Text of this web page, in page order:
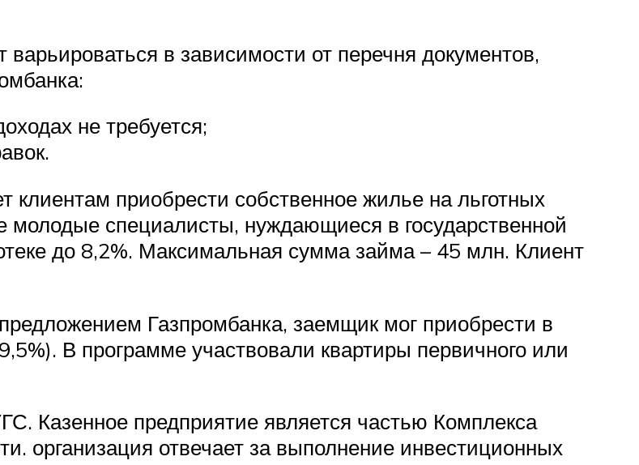
в зависимости от перечня документов,
не требуется;
клиентам приобрести собственное жилье на льготных
молодые специалисты, нуждающиеся в государственной
до 8,2%. Максимальная сумма займа – 45 млн. Клиент
Газпромбанка, заемщик мог приобрести в
В программе участвовали квартиры первичного или
Казенное предприятие является частью Комплекса
организация отвечает за выполнение инвестиционных